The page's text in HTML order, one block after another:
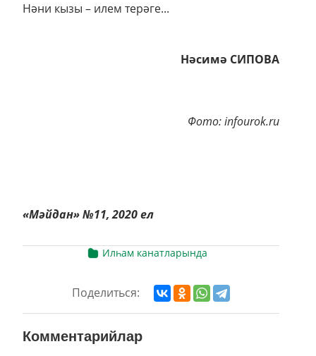
Нәни кызы – илем терәге...
Нәсимә СИПОВА
Фото: infourok.ru
«Мәйдан» №11, 2020 ел
Илһам канатларында
Поделиться:
Комментарийлар